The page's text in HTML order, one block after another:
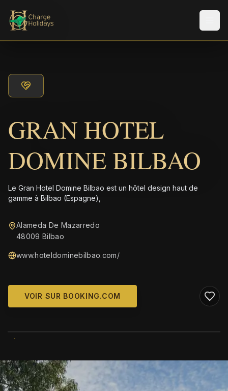
GRAN HOTEL
DOMINE BILBAO
Le Gran Hotel Domine Bilbao est un hôtel design haut de
gamme à Bilbao (Espagne),
Alameda De Mazarredo
48009 Bilbao
www.hoteldominebilbao.com/
VOIR SUR BOOKING.COM